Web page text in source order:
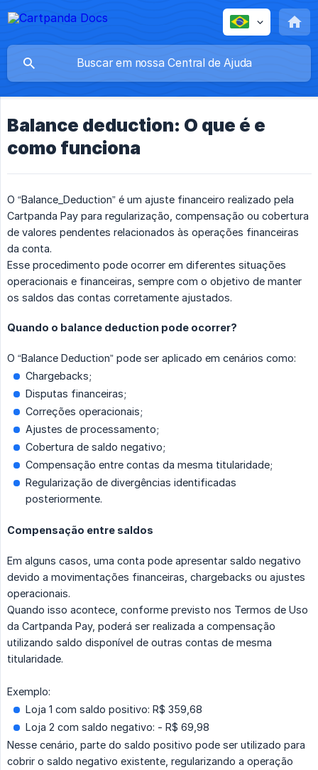
Balance deduction: O que é e
como funciona
O “Balance_Deduction” é um ajuste financeiro realizado pela
Cartpanda Pay para regularização, compensação ou cobertura
de valores pendentes relacionados às operações financeiras
da conta.
Esse procedimento pode ocorrer em diferentes situações
operacionais e financeiras, sempre com o objetivo de manter
os saldos das contas corretamente ajustados.
Quando o balance deduction pode ocorrer?
O “Balance Deduction” pode ser aplicado em cenários como:
Chargebacks;
Disputas financeiras;
Correções operacionais;
Ajustes de processamento;
Cobertura de saldo negativo;
Compensação entre contas da mesma titularidade;
Regularização de divergências identificadas
posteriormente.
Compensação entre saldos
Em alguns casos, uma conta pode apresentar saldo negativo
devido a movimentações financeiras, chargebacks ou ajustes
operacionais.
Quando isso acontece, conforme previsto nos Termos de Uso
da Cartpanda Pay, poderá ser realizada a compensação
utilizando saldo disponível de outras contas de mesma
titularidade.
Exemplo:
Loja 1 com saldo positivo: R$ 359,68
Loja 2 com saldo negativo: - R$ 69,98
Nesse cenário, parte do saldo positivo pode ser utilizado para
cobrir o saldo negativo existente, regularizando a operação